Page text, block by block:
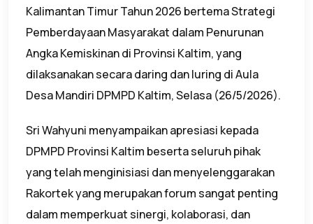
Kalimantan Timur Tahun 2026 bertema Strategi
Pemberdayaan Masyarakat dalam Penurunan
Angka Kemiskinan di Provinsi Kaltim, yang
dilaksanakan secara daring dan luring di Aula
Desa Mandiri DPMPD Kaltim, Selasa (26/5/2026).
Sri Wahyuni menyampaikan apresiasi kepada
DPMPD Provinsi Kaltim beserta seluruh pihak
yang telah menginisiasi dan menyelenggarakan
Rakortek yang merupakan forum sangat penting
dalam memperkuat sinergi, kolaborasi, dan